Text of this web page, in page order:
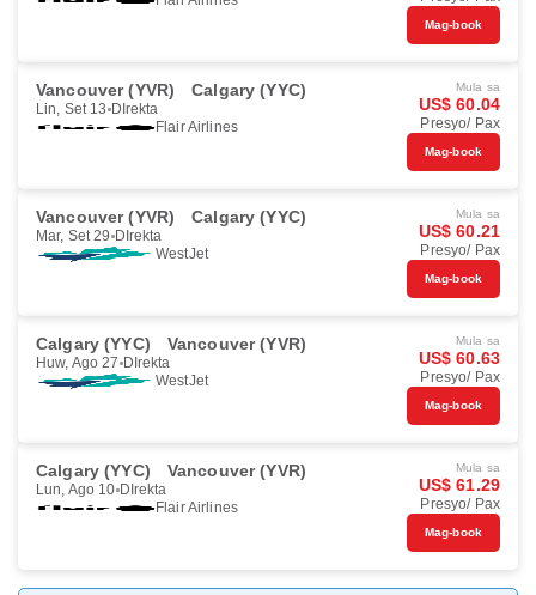
Mag-book
Vancouver (YVR) Calgary (YYC)
Lin, Set 13 DIrekta
Flair Airlines
Mula sa
US$ 60.04
Presyo/ Pax
Mag-book
Vancouver (YVR) Calgary (YYC)
Mar, Set 29 DIrekta
WestJet
Mula sa
US$ 60.21
Presyo/ Pax
Mag-book
Calgary (YYC) Vancouver (YVR)
Huw, Ago 27 DIrekta
WestJet
Mula sa
US$ 60.63
Presyo/ Pax
Mag-book
Calgary (YYC) Vancouver (YVR)
Lun, Ago 10 DIrekta
Flair Airlines
Mula sa
US$ 61.29
Presyo/ Pax
Mag-book